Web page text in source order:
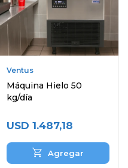
Ventus
Máquina Hielo 50
kg/día
USD 1.487,18